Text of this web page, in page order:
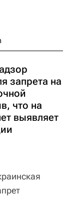
запрета на
что на
выявляет